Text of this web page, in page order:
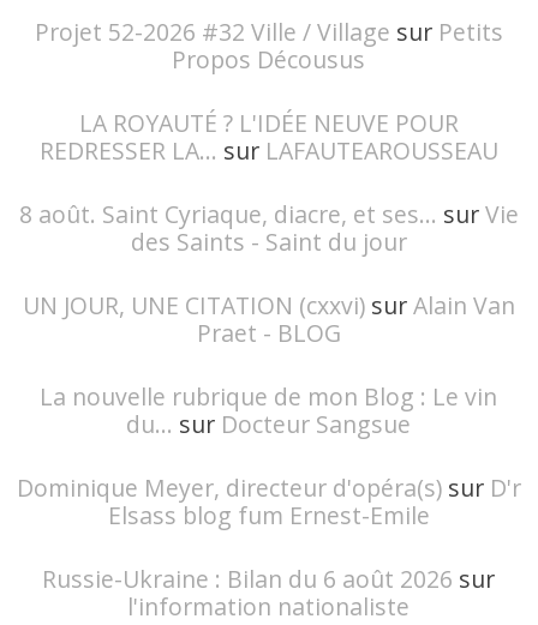
Projet 52-2026 #32 Ville / Village sur Petits
Propos Décousus
LA ROYAUTÉ ? L'IDÉE NEUVE POUR
REDRESSER LA... sur LAFAUTEAROUSSEAU
8 août. Saint Cyriaque, diacre, et ses... surVie
des Saints - Saint du jour
UN JOUR, UNE CITATION (cxxvi)surAlain Van
Praet - BLOG
La nouvelle rubrique de mon Blog : Le vin
du... sur Docteur Sangsue
Dominique Meyer, directeur d'opéra(s)sur D'r
Elsass blog fum Ernest-Emile
Russie-Ukraine : Bilan du 6 août 2026 sur
l'information nationaliste